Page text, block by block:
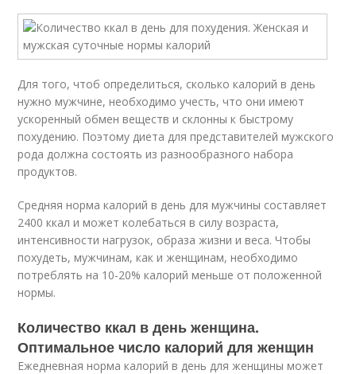
Для того, чтоб определиться, сколько калорий в день
нужно мужчине, необходимо учесть, что они имеют
ускоренный обмен веществ и склонны к быстрому
похудению. Поэтому диета для представителей мужского
рода должна состоять из разнообразного набора
продуктов.
Средняя норма калорий в день для мужчины составляет
2400 ккал и может колебаться в силу возраста,
интенсивности нагрузок, образа жизни и веса. Чтобы
похудеть, мужчинам, как и женщинам, необходимо
потреблять на 10-20% калорий меньше от положенной
нормы.
Количество ккал в день женщина.
Оптимальное число калорий для женщин
Ежедневная норма калорий в день для женщины может